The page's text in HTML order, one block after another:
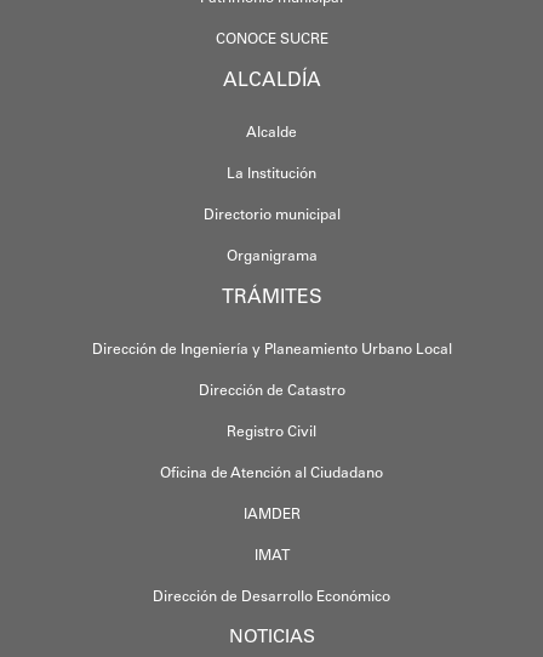
CONOCE SUCRE
ALCALDÍA
Alcalde
La Institución
Directorio municipal
Organigrama
TRÁMITES
Dirección de Ingeniería y Planeamiento Urbano Local
Dirección de Catastro
Registro Civil
Oficina de Atención al Ciudadano
IAMDER
IMAT
Dirección de Desarrollo Económico
NOTICIAS